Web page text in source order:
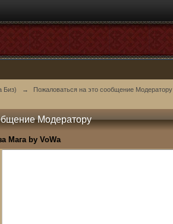
Биз) → Пожаловаться на это сообщение Модератору
Модератору
Мага by VoWa